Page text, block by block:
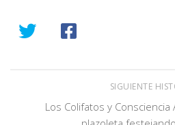
SIGUIENTE
Los Colifatos y Consciencia